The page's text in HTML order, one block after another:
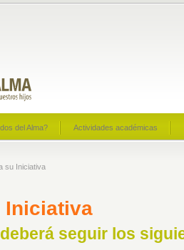
del Alma? Actividades académicas
su Iniciativa
Iniciativa
seguir los